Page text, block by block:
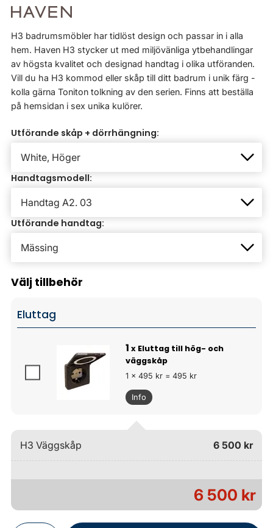
H3 badrumsmöbler har tidlöst design och passar in i alla
hem. Haven H3 stycker ut med miljövänliga ytbehandlingar
av högsta kvalitet och designad handtag i olika utföranden.
Vill du ha H3 kommod eller skåp till ditt badrum i unik färg -
kolla gärna Toniton tolkning av den serien. Finns att beställa
på hemsidan i sex unika kulörer.
Utförande skåp + dörrhängning:
Handtagsmodell:
Utförande handtag:
Välj tillbehör
Eluttag
1 x Eluttag till hög- och
väggskåp
1 x 495 kr = 495 kr
Info
H3 Väggskåp 6 500 kr
6 500 kr